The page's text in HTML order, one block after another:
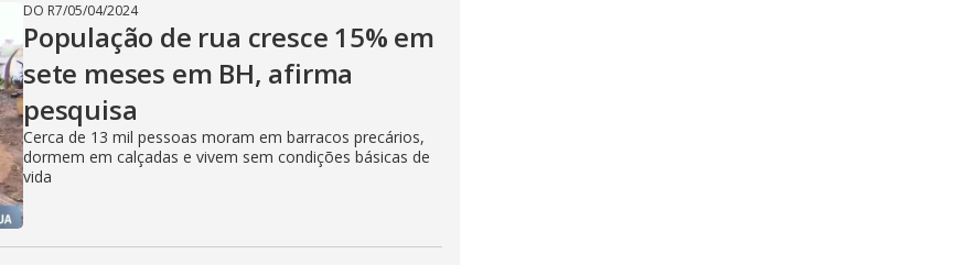
DO R7/05/04/2024
População de rua cresce 15% em
sete meses em BH, afirma
pesquisa
Cerca de 13 mil pessoas moram em barracos precários,
dormem em calçadas e vivem sem condições básicas de
vida